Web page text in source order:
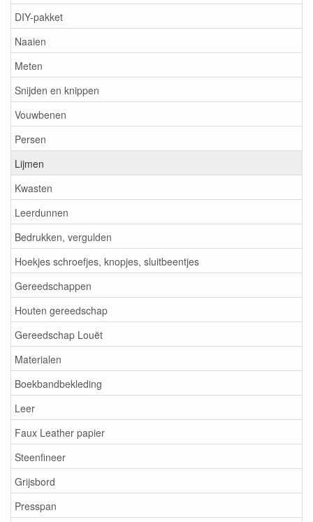
DIY-pakket
Naaien
Meten
Snijden en knippen
Vouwbenen
Persen
Lijmen
Kwasten
Leerdunnen
Bedrukken, vergulden
Hoekjes schroefjes, knopjes, sluitbeentjes
Gereedschappen
Houten gereedschap
Gereedschap Louët
Materialen
Boekbandbekleding
Leer
Faux Leather papier
Steenfineer
Grijsbord
Presspan